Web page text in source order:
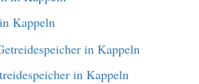
Kappeln
in Kappeln